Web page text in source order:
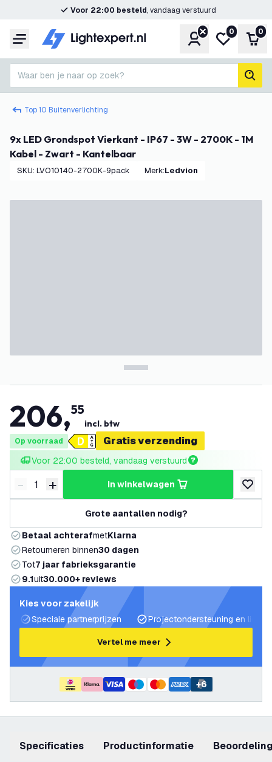
Voor 22:00 besteld, vandaag verstuurd
Menu Account
Mijn
0 0
Waar ben je naar op zoek?
Top 10 Buitenverlichting
9x LED Grondspot Vierkant - IP67 - 3W - 2700K - 1M
Kabel - Zwart - Kantelbaar
SKU: LVO10140-2700K-9pack Merk: Ledvion
206,55
incl. btw
Op voorraad Gratis verzending
Voor 22:00 besteld, vandaag verstuurd
Verminder hoeveelheid
- Verhoog hoeveelheid
+ in winkelwagen
Grote aantallen nodig?
Betaal achterafmetKlarna
Retourneren binnen30 dagen
Tot7 jaar fabrieksgarantie
9.1uit30.000+ reviews
Kies voor zakelijk
Speciale partnerprijzen
Projectondersteuning en
Vertel me meer
+6
Specificaties productinformatie